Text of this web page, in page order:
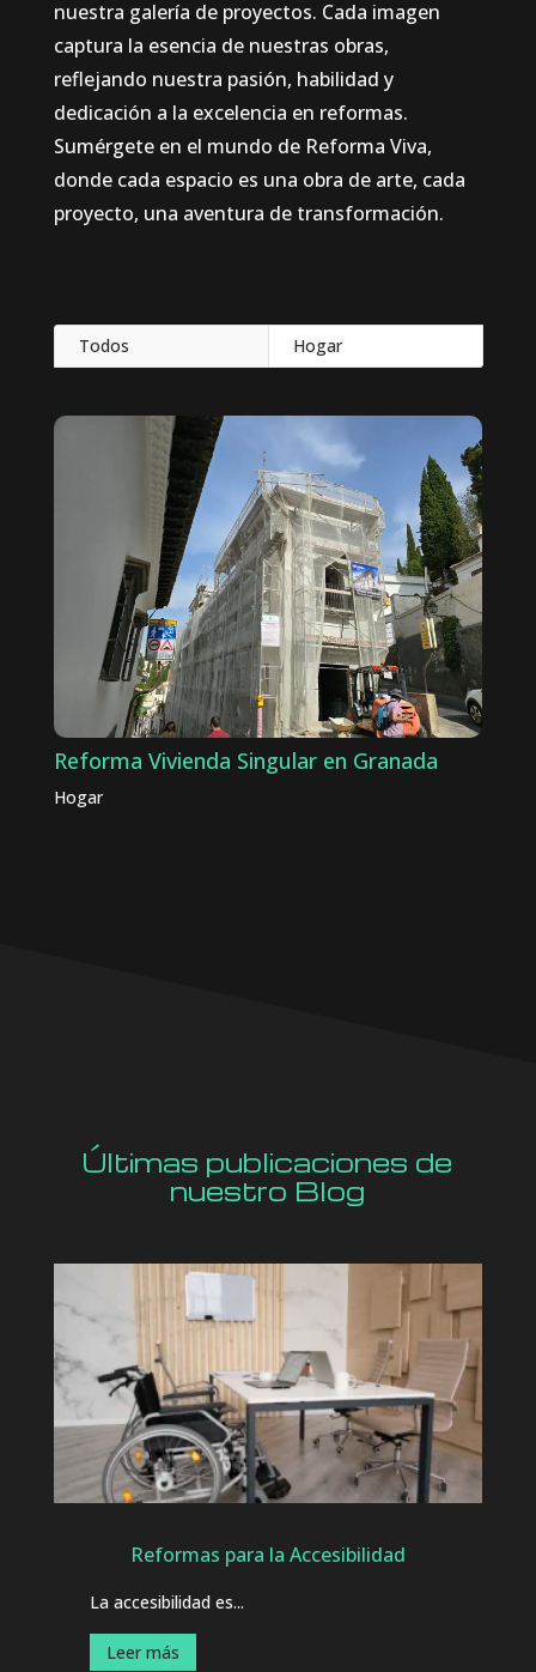
nuestra galería de proyectos. Cada imagen
captura la esencia de nuestras obras,
reflejando nuestra pasión, habilidad y
dedicación a la excelencia en reformas.
Sumérgete en el mundo de Reforma Viva,
donde cada espacio es una obra de arte, cada
proyecto, una aventura de transformación.
Todos Hogar
Reforma Vivienda Singular en Granada
Hogar
Últimas publicaciones de
nuestro Blog
Reformas para la Accesibilidad
La accesibilidad es...
Leer más